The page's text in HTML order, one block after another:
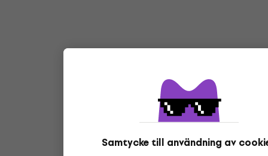
Samtycke till användning av